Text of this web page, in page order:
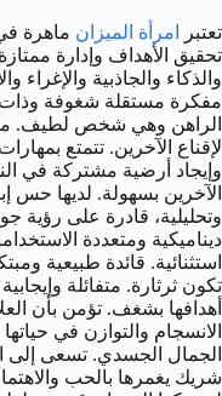
تعتبر امرأة الميزان ماهرة
تحقيق الأهداف وإدارة
والذكاء والجاذبية والإغراء
مفكرة مستقلة شغوفة وذات
الراهن وهي شخص لطيف.
لإقناع الآخرين. تتمتع
وإيجاد أرضية مشتركة في
الآخرين بسهولة. لديها حس
وتحليلية، قادرة على رؤية
ديناميكية ومتعددة
استثنائية. قائدة طبيعية
تكون ثرثارة. متفائلة
أهدافها بشغف. تؤمن بأن
الانسجام والتوازن في
الجمال الجسدي. تسعى إلى
شريك يغمرها بالحب